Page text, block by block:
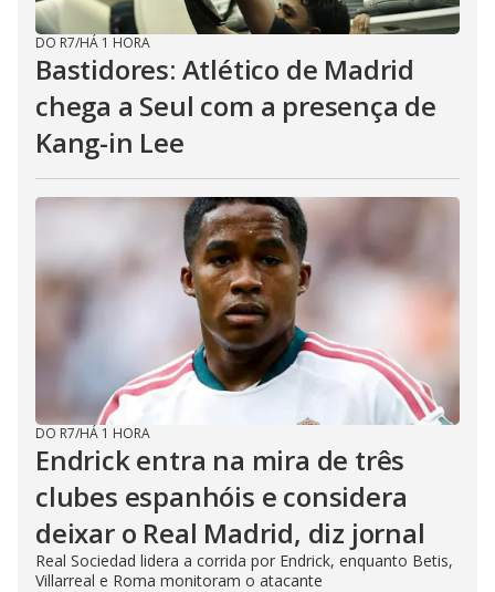
DO R7/HÁ 1 HORA
Bastidores: Atlético de Madrid
chega a Seul com a presença de
Kang-in Lee
DO R7/HÁ 1 HORA
Endrick entra na mira de três
clubes espanhóis e considera
deixar o Real Madrid, diz jornal
Real Sociedad lidera a corrida por Endrick, enquanto Betis,
Villarreal e Roma monitoram o atacante